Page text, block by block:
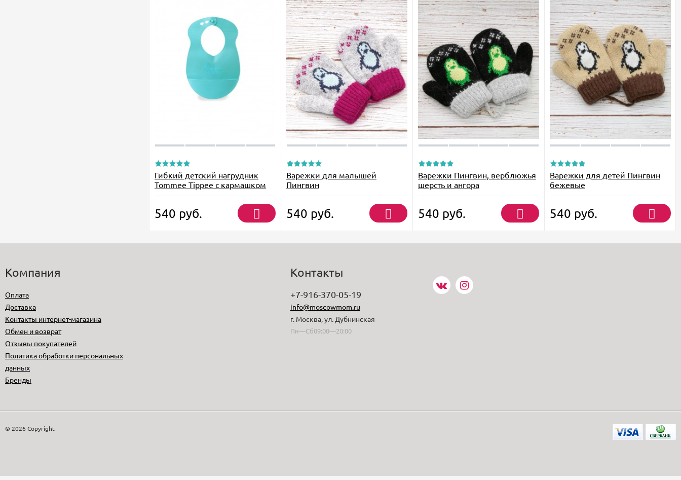
Гибкий детский нагрудник
Tommee Tippee с кармашком
540 руб.
Варежки для малышей
Пингвин
540 руб.
Варежки Пингвин, верблюжья
шерсть и ангора
540 руб.
Варежки для детей Пингвин
бежевые
540 руб.
Компания
Оплата
Доставка
Контакты интернет-магазина
Обмен и возврат
Отзывы покупателей
Политика обработки персональных
данных
Бренды
Контакты
+7-916-370-05-19
info@moscowmom.ru
г. Москва, ул. Дубнинская
Пн—Сб09:00—20:00
© 2026 Copyright